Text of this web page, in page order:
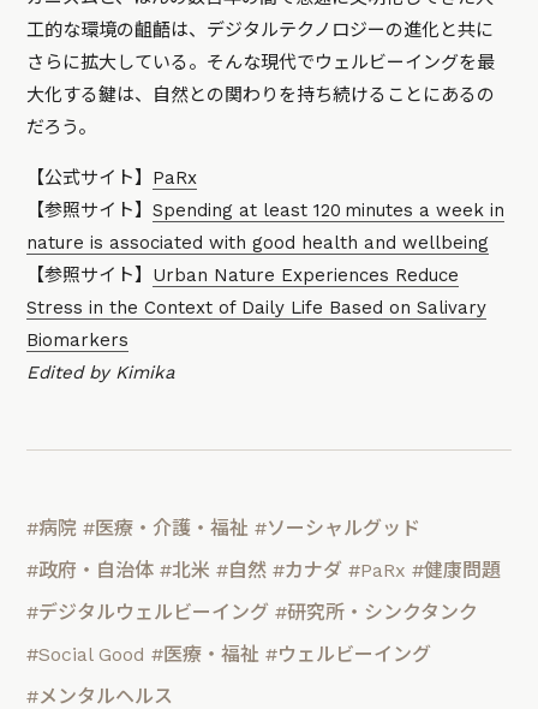
工的な環境の齟齬は、デジタルテクノロジーの進化と共に
さらに拡大している。そんな現代でウェルビーイングを最
大化する鍵は、自然との関わりを持ち続けることにあるの
だろう。
【公式サイト】 PaRx
【参照サイト】Spending at least 120 minutes a week in
nature is associated with good health and wellbeing
【参照サイト】 Urban Nature Experiences Reduce
Stress in the Context of Daily Life Based on Salivary
Biomarkers
Edited by Kimika
#病院 #医療・介護・福祉 #ソーシャルグッド
#政府・自治体 #北米 #自然 #カナダ #PaRx #健康問題
#デジタルウェルビーイング #研究所・シンクタンク
#Social Good #医療・福祉 #ウェルビーイング
#メンタルヘルス